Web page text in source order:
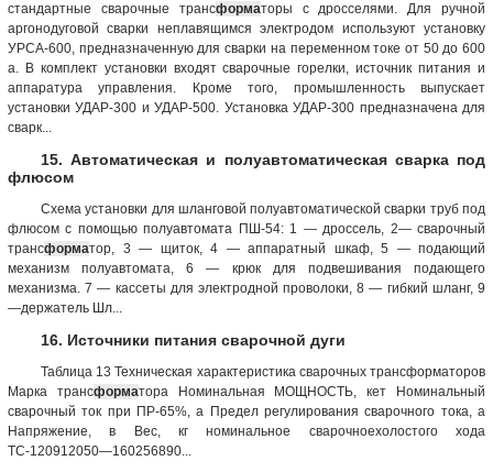
стандартные сварочные трансформаторы с дросселями. Для ручной
аргонодуговой сварки неплавящимся электродом используют установку
УРСА-600, предназначенную для сварки на переменном токе от 50 до 600
а. В комплект установки входят сварочные горелки, источник питания и
аппаратура управления. Кроме того, промышленность выпускает
установки УДАР-300 и УДАР-500. Установка УДАР-300 предназначена для
сварк...
15. Автоматическая и полуавтоматическая сварка под
флюсом
Схема установки для шланговой полуавтоматической сварки труб под
флюсом с помощью полуавтомата ПШ-54: 1 — дроссель, 2— сварочный
трансформатор, 3 — щиток, 4 — аппаратный шкаф, 5 — подающий
механизм полуавтомата, 6 — крюк для подвешивания подающего
механизма. 7 — кассеты для электродной проволоки, 8 — гибкий шланг, 9
—держатель Шл...
16. Источники питания сварочной дуги
Таблица 13 Техническая характеристика сварочных трансформаторов
Марка трансформатора Номинальная МОЩНОСТЬ, кет Номинальный
сварочный ток при ПР-65%, а Предел регулирования сварочного тока, а
Напряжение, в Вес, кг номинальное сварочноехолостого хода
ТС-120912050—160256890...